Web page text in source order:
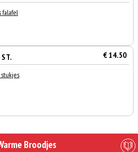
falafel
€ 14.50
Broodjes